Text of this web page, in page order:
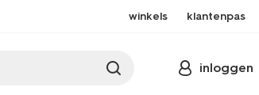
winkels klantenpas
inloggen